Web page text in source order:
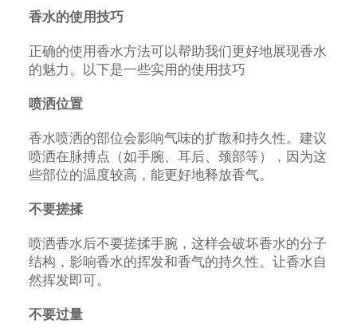
香水的使用技巧
正确的使用香水方法可以帮助我们更好地展现香水
的魅力。以下是一些实用的使用技巧
喷洒位置
香水喷洒的部位会影响气味的扩散和持久性。建议
喷洒在脉搏点（如手腕、耳后、颈部等），因为这
些部位的温度较高，能更好地释放香气。
不要搓揉
喷洒香水后不要搓揉手腕，这样会破坏香水的分子
结构，影响香水的挥发和香气的持久性。让香水自
然挥发即可。
不要过量